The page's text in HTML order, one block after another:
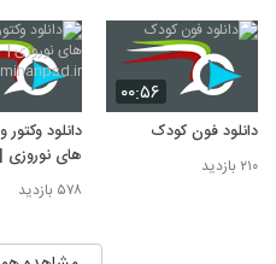
۰۰:۵۶
دانلود فون کودک
۲۱۰ بازدید
دانلود
های نوروزی |
mihanpsd.ir
۵۷۸ بازدید